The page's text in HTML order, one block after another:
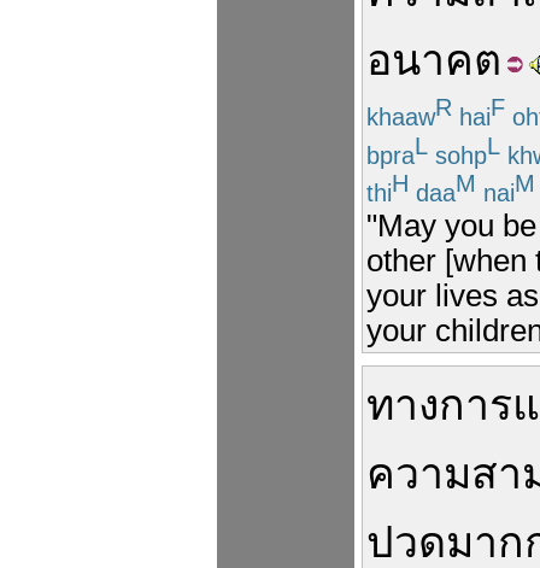
อนาคต
khaawR haiF
bpraL sohpL
thiH daaM naiM
"May you
other [when
your lives
your
ทางการ
ความสา
ปวดมาก